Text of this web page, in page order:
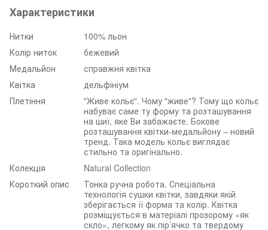
Характеристики
Нитки
100% льон
Колір ниток
бежевий
Медальйон
справжня квітка
Квітка
дельфініум
Плетіння
"Живе кольє". Чому "живе"? Тому що кольє
набуває саме ту форму та розташування
на шиї, яке Ви забажаєте. Бокове
розташування квітки-медальйону – новий
тренд. Така модель кольє виглядає
стильно та оригінально.
Колекція
Natural Collection
Короткий опис
Тонка ручна робота. Спеціальна
технологія сушки квітки, завдяки якій
зберігається її форма та колір. Квітка
розміщується в матеріалі прозорому «як
скло», легкому як пір’ячко та твердому